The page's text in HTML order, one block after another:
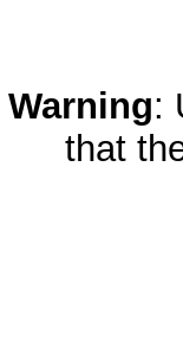
Warning:
that